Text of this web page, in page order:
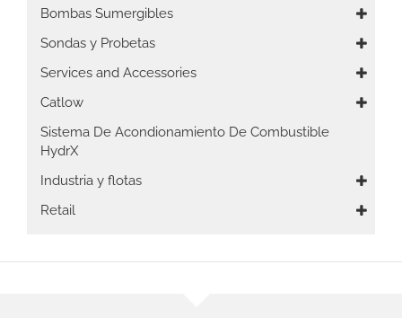
Bombas Sumergibles
Sondas y Probetas
Services and Accessories
Catlow
Sistema De Acondionamiento De Combustible
HydrX
Industria y flotas
Retail